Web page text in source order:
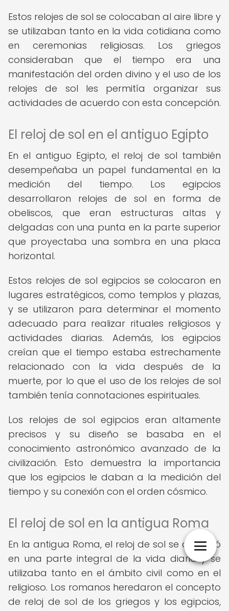
Estos relojes de sol se colocaban al aire libre y
se utilizaban tanto en la vida cotidiana como
en ceremonias religiosas. Los griegos
consideraban que el tiempo era una
manifestación del orden divino y el uso de los
relojes de sol les permitía organizar sus
actividades de acuerdo con esta concepción.
El reloj de sol en el antiguo Egipto
En el antiguo Egipto, el reloj de sol también
desempeñaba un papel fundamental en la
medición del tiempo. Los egipcios
desarrollaron relojes de sol en forma de
obeliscos, que eran estructuras altas y
delgadas con una punta en la parte superior
que proyectaba una sombra en una placa
horizontal.
Estos relojes de sol egipcios se colocaron en
lugares estratégicos, como templos y plazas,
y se utilizaron para determinar el momento
adecuado para realizar rituales religiosos y
actividades diarias. Además, los egipcios
creían que el tiempo estaba estrechamente
relacionado con la vida después de la
muerte, por lo que el uso de los relojes de sol
también tenía connotaciones espirituales.
Los relojes de sol egipcios eran altamente
precisos y su diseño se basaba en el
conocimiento astronómico avanzado de la
civilización. Esto demuestra la importancia
que los egipcios le daban a la medición del
tiempo y su conexión con el orden cósmico.
El reloj de sol en la antigua Roma
En la antigua Roma, el reloj de sol se convirtió
en una parte integral de la vida diaria y se
utilizaba tanto en el ámbito civil como en el
religioso. Los romanos heredaron el concepto
de reloj de sol de los griegos y los egipcios,